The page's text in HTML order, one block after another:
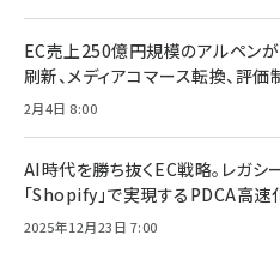
EC売上250億円規模のアルペン
刷新、メディアコマース転換、評価
2月4日 8:00
AI時代を勝ち抜くEC戦略。レガシ
「Shopify」で実現するPDCA高速
2025年12月23日 7:00